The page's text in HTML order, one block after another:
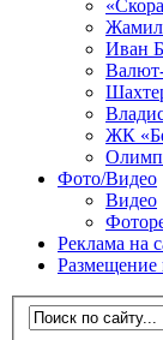
Иван
ЖК
Фото/Видео
Видео
Реклама на
Размещение